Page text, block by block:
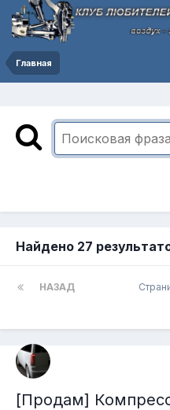
Главная
Найдено 27
НАЗАД
[Продам]